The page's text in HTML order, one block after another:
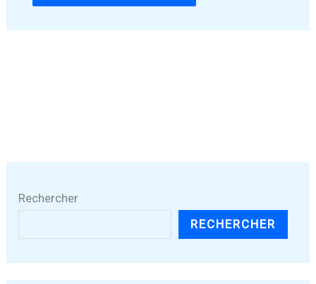
Rechercher
RECHERCHER